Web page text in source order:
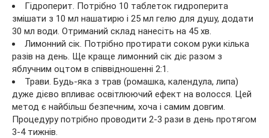
Гідроперит. Потрібно 10 таблеток гидроперита
змішати з 10 мл нашатирю і 25 мл гелю для душу, додати
30 мл води. Отриманий склад нанесіть на 45 хв.
Лимонний сік. Потрібно протирати соком руки кілька
разів на день. Ще краще лимонний сік діє разом з
яблучним оцтом в співвідношенні 2:1.
Трави. Будь-яка з трав (ромашка, календула, липа)
дуже дієво впливає освітлюючий ефект на волосся. Цей
метод є найбільш безпечним, хоча і самим довгим.
Процедуру потрібно проводити 2-3 рази в день протягом
3-4 тижнів.